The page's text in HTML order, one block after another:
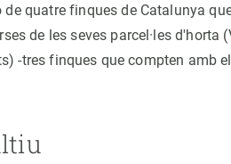
quatre finques de Catalunya
de les seves parcel·les d'horta
-tres finques que compten amb